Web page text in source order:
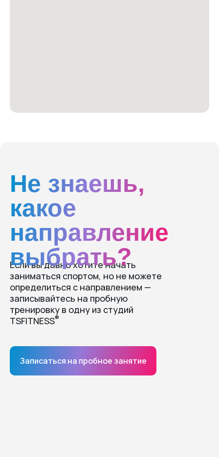
Если вы давно хотите начать
заниматься спортом, но не можете
определиться с направлением —
записывайтесь на пробную
тренировку в одну из студий
TSFITNESS®
Записаться на пробное занятие
Не знаешь,
какое
направление
выбрать?